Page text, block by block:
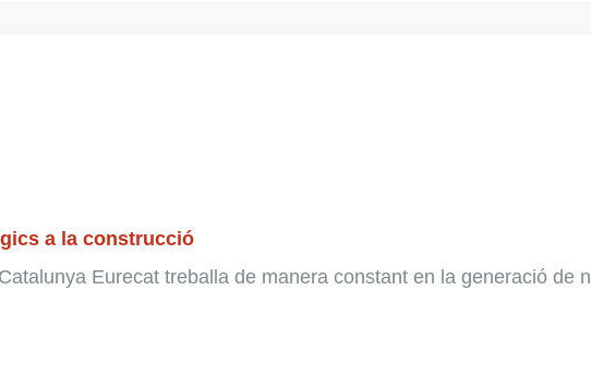
a la construcció
Eurecat treballa de manera constant en la generació de